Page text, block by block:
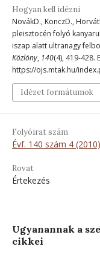
Hogyan kell idézni
NovákD., KonczD.,
pleisztocén folyó
iszap alatt ultranagy
Közlöny, 140(4), 419-428.
https://ojs.mtak.hu/
Idézet formátumok
Folyóirat szám
Évf. 140 szám 4 (2010)
Rovat
Értekezés
Ugyanannak a
cikkei